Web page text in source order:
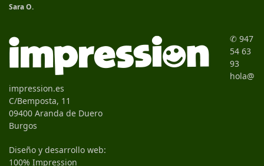
Sara O.
✆ 947
54 63
93
hola@
impression.es
C/Bemposta, 11
09400 Aranda de Duero
Burgos
Diseño y desarrollo web:
100% Impression